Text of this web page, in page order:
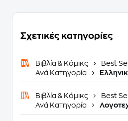
Σχετικές κατηγορίες
Βιβλία & Κόμικς
Best
Ανά Κατηγορία
Βιβλία & Κόμικς
Best
Ανά Κατηγορία